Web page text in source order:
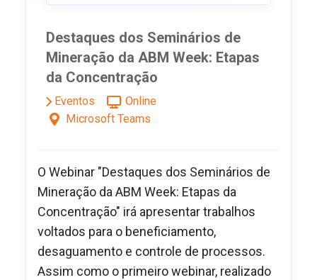
Destaques dos Seminários de
Mineração da ABM Week: Etapas
da Concentração
Eventos
Online
Microsoft Teams
O Webinar "Destaques dos Seminários de
Mineração da ABM Week: Etapas da
Concentração" irá apresentar trabalhos
voltados para o beneficiamento,
desaguamento e controle de processos.
Assim como o primeiro webinar, realizado